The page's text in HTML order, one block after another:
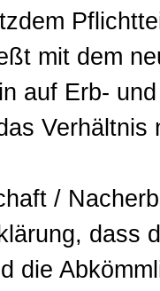
mit dem
auf Erb-
/
dass
die